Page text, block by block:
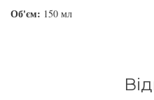
Об'єм: 150 мл
Subtil Design Lab - Серія
Technique